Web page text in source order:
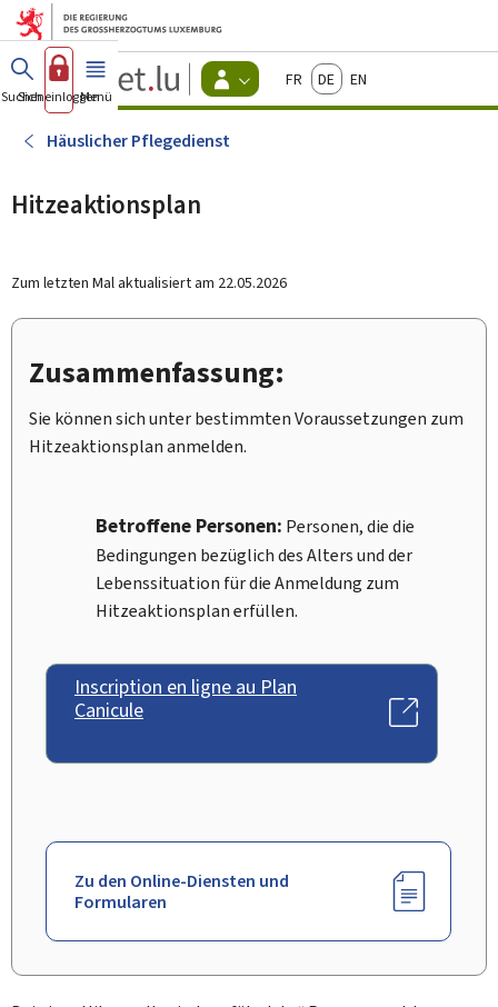
Zum Hauptmenü
Zum Inhalt
Guichet.lu
Changer
d'espace
FrançaisDeutschEnglish
Suchen
Sich einloggen
Menü Haupt-
Häuslicher Pflegedienst
Hitzeaktionsplan
Zum letzten Mal aktualisiert am 22.05.2026
Zusammenfassung:
Sie können sich unter bestimmten Voraussetzungen zum
Hitzeaktionsplan anmelden.
Betroffene Personen: Personen, die die
Bedingungen bezüglich des Alters und der
Lebenssituation für die Anmeldung zum
Hitzeaktionsplan erfüllen.
Inscription en ligne au Plan
Canicule
Zu den Online-Diensten und
Formularen